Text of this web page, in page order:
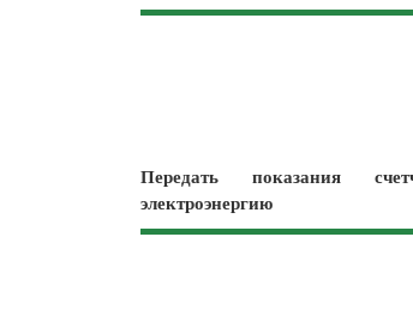
Передать показания
электроэнергию